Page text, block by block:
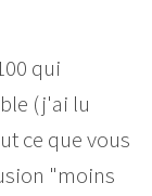
qui
(j'ai lu
ce que vous
"moins